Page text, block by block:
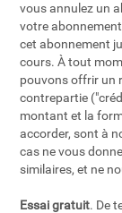
vous annulez un
votre
cet abonnement
cours. À tout
pouvons offrir un
contrepartie
montant et la
accorder, sont à
cas ne vous
similaires, et ne
Essai gratuit. De